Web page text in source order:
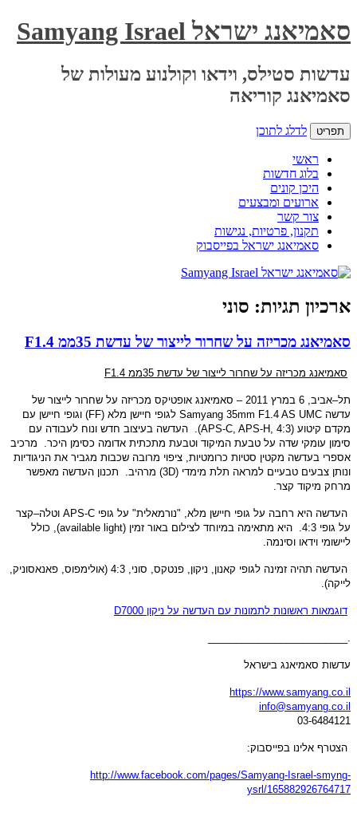
סאמיאנג ישראל Samyang Israel
עדשות סטילס, וידאו וקולנוע מעולות של
סאמיאנג קוריאה
תפריט לדלג לתוכן
ראשי
בלוג חדשות
היכן קונים
ארועים ומבצעים
צור קשר
תקנון, פרטיות, נגישות
סאמיאנג ישראל בפייסבוק
ארכיון תגיות: סוני
סאמיאנג מכריזה על שחרור לייצור של עדשת 35ממ F1.4
סאמיאנג מכריזה על שחרור לייצור של עדשת 35ממ F1.4
תל–אביב, 6 במרץ 2011 –
סאמיאנג אופטיקס מכריזה על שחרור לייצור של
עדשה Samyang 35mm F1.4 AS UMC לגופי חיישן מלא (FF)
וגופי חיישן עם
מקדם קיטוע (APS-C, APS-H, 4:3).
העדשה בעיצוב חדש ונוח לעבודה עם
סימון עומקי שדה על טבעת המיקוד וטבעת מתכתית אדומה כסימן היכר. מרכיב
אספרי בעדשה מקטין סטיות כרומטיות, ציפוי מרובה שכבות מגביר את הניגודיות
ונותן צבעים טבעיים למראה תלת מימדי (3D) מרהיב. תכנון העדשה מאפשר
מרחק מיקוד קצר.
העדשה היא רחבה על גופי חיישן מלא, "נורמאלית" על גופי APS-C וטלה–קצר
על גופי 4:3. היא מתאימה במיוחד לצילום באור זמין (available light),
כולל
ליישומי וידאו וסינמה.
העדשה תהיה זמינה לגופי קאנון, ניקון, פנטקס, סוני, 4:3 ( אולימפוס, פאנאסוניק,
לייקה).
דוגמאות ראשונות לתמונות עם העדשה על ניקון D7000
.
עדשות סאמיאנג בישראל
https://www.samyang.co.il
info@samyang.co.il
03-6484121
הצטרף אלינו בפייסבוק:
http://www.facebook.com/pages/Samyang-Israel-smyng-
ysrl/165882926764717